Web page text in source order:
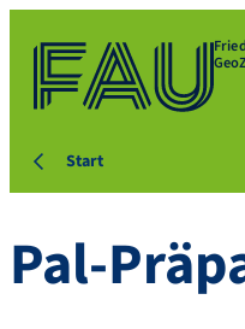
Start
Pal-